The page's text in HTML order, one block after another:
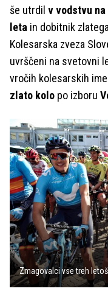
še utrdil v vodstvu
leta in dobitnik
Kolesarska zveza
uvrščeni na svetovni
vročih kolesarskih
zlato kolo po izboru
Zmagovalci vse treh